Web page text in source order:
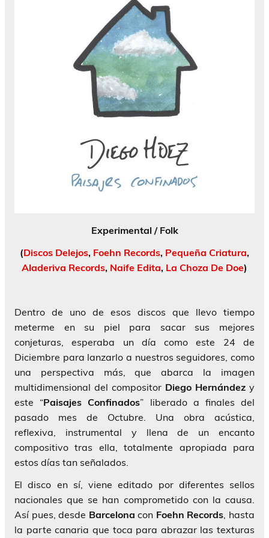
Experimental / Folk
(Discos Delejos, Foehn Records, Pequeña Criatura,
Aladeriva Records, Naife Edita, La Choza De Doe)
Dentro de uno de esos discos que llevo tiempo
meterme en su piel para sacar sus mejores
conjeturas, esperaba un día como este 24 de
Diciembre para lanzarlo a nuestros seguidores, como
una perspectiva más, que abarca la imagen
multidimensional del compositor Diego Hernández y
este “Paisajes Confinados” liberado a finales del
pasado mes de Octubre. Una obra acústica,
reflexiva, instrumental y llena de un encanto
compositivo tras ella, totalmente apropiada para
estos días tan señalados.
El disco en sí, viene editado por diferentes sellos
nacionales que se han comprometido con la causa.
Así pues, desde Barcelona con Foehn Records, hasta
la parte canaria que toca para abrazar las texturas